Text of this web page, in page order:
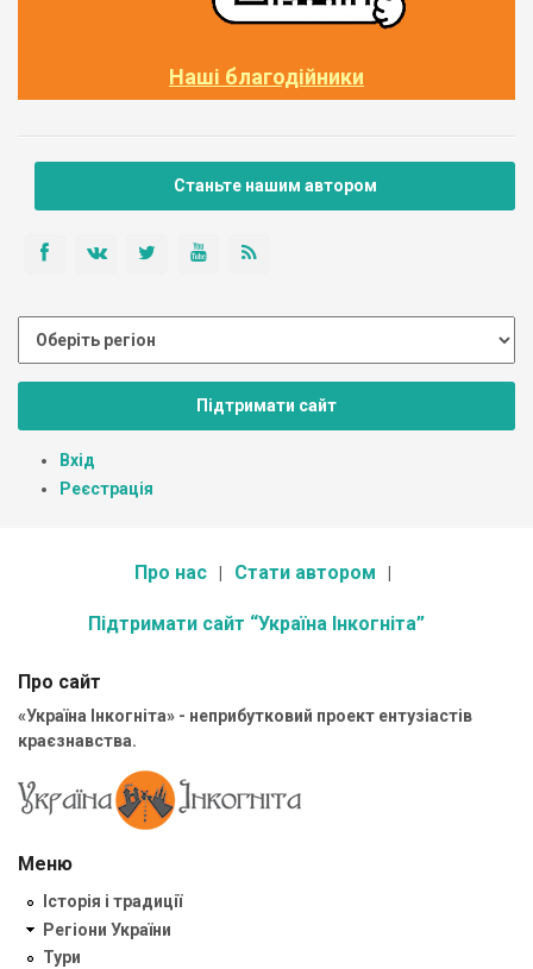
Наші благодійники
Станьте нашим автором
Підтримати сайт
Вхід
Реєстрація
Про нас Стати автором
Підтримати сайт “Україна Інкогніта”
Про сайт
«Україна Інкогніта» - неприбутковий проект ентузіастів
краєзнавства.
Меню
Історія і традиції
Регіони України
Тури